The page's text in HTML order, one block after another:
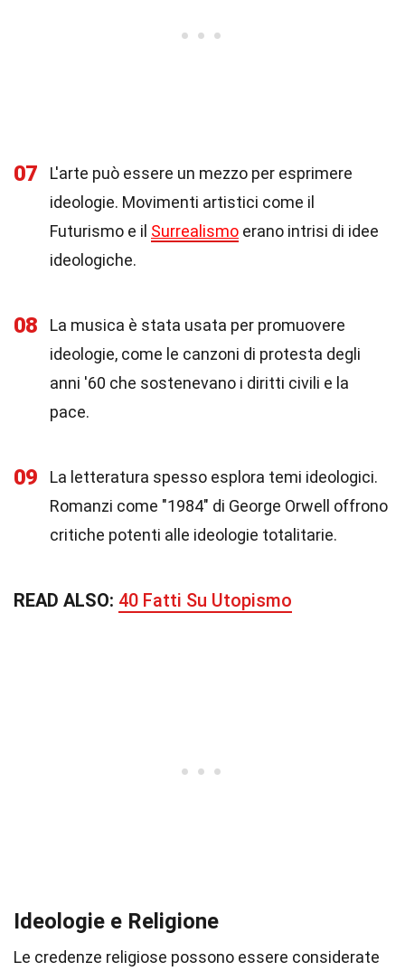
07
L'arte può essere un mezzo per esprimere
ideologie. Movimenti artistici come il
Futurismo e il Surrealismo erano intrisi di idee
ideologiche.
08
La musica è stata usata per promuovere
ideologie, come le canzoni di protesta degli
anni '60 che sostenevano i diritti civili e la
pace.
09
La letteratura spesso esplora temi ideologici.
Romanzi come "1984" di George Orwell offrono
critiche potenti alle ideologie totalitarie.
READ ALSO: 40 Fatti Su Utopismo
Ideologie e Religione
Le credenze religiose possono essere considerate